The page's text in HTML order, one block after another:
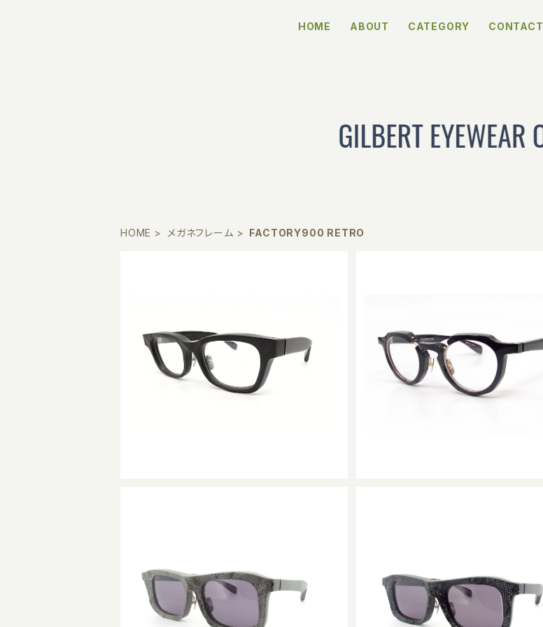
HOME ABOUT CATEGORY CONTACT
HOME メガネフレーム FACTORY900 RETRO
RF-065 col.001M (93/200)
¥55,000
RF-171 col.001
¥49,500
RF-067 col.099M シリアルナンバー 06
3/110
¥63,800
RF-067 col.001M シリアルナンバー052/
300
¥63,800